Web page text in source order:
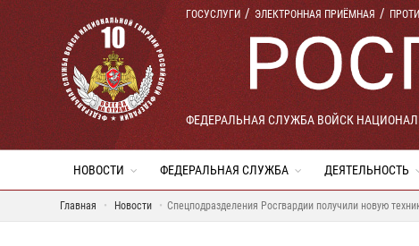
ГОСУСЛУГИ ЭЛЕКТРОННАЯ ПРИЁМНАЯ
ФЕДЕРАЛЬНАЯ СЛУЖБА ВОЙСК
НОВОСТИ ФЕДЕРАЛЬНАЯ СЛУЖБА ДЕЯТЕЛЬНОСТЬ
Главная Новости Спецподразделения Росгвардии получили новую